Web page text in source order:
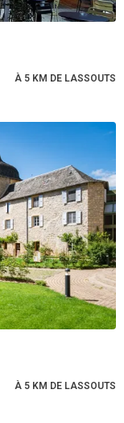
À 5 KM DE LASSOUTS
À 5 KM DE LASSOUTS